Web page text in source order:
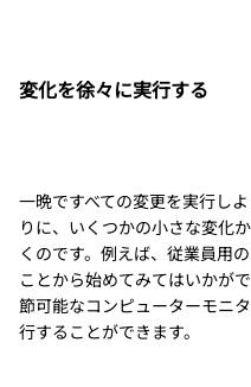
変化を徐々に実行する
一晩ですべての変更を実行し
りに、いくつかの小さな変化
くのです。例えば、従業員用
ことから始めてみてはいかが
節可能なコンピューターモニ
行することができます。